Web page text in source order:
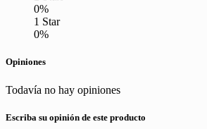
0%
1 Star
0%
Opiniones
Todavía no hay opiniones
Escriba su opinión de este producto